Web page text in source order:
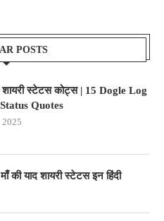
POSTS
शायरी स्टेटस कोट्स | 15 Dogle Log
Quotes
2025
याद शायरी स्टेटस इन हिंदी